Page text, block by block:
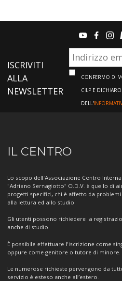
youtube
ISCRIVITI
ALLA
NEWSLETTER
CONFERMO DI
CILP E
DELL'
Informazioni
sul
Centro
IL CENTRO
Lo scopo dell'Associazione Centro
"Adriano Sernagiotto" O.D.V. è quello di
progetti specifici, chi è affetto da
alla lettura ed allo studio.
Gli utenti possono richiedere la
anche di studio.
È possibile effettuare l'iscrizione come
oppure come genitore o tutore di minore.
Le numerose richieste pervengono da
servizio è esteso anche all’estero.